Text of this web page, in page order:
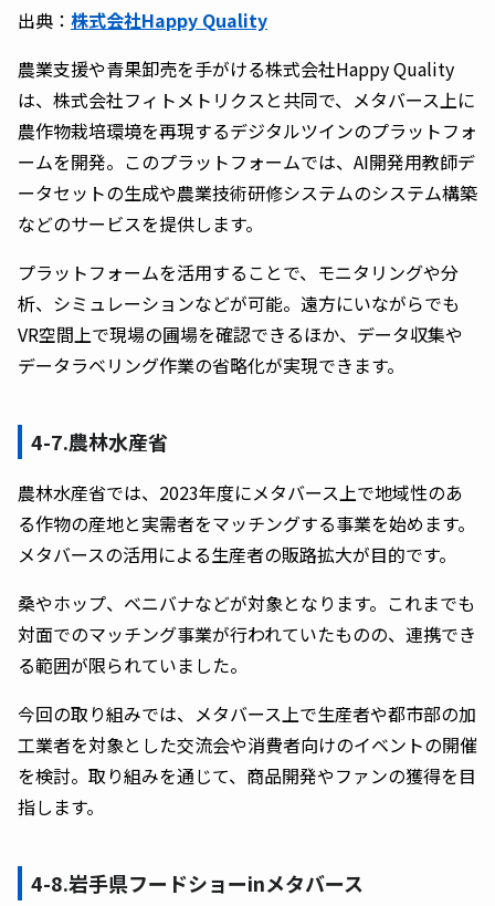
出典： 株式会社Happy Quality
農業支援や青果卸売を手がける株式会社Happy Quality
は、株式会社フィトメトリクスと共同で、メタバース上に
農作物栽培環境を再現するデジタルツインのプラットフォ
ームを開発。このプラットフォームでは、AI開発用教師デ
ータセットの生成や農業技術研修システムのシステム構築
などのサービスを提供します。
プラットフォームを活用することで、モニタリングや分
析、シミュレーションなどが可能。遠方にいながらでも
VR空間上で現場の圃場を確認できるほか、データ収集や
データラベリング作業の省略化が実現できます。
4-7.農林水産省
農林水産省では、2023年度にメタバース上で地域性のあ
る作物の産地と実需者をマッチングする事業を始めます。
メタバースの活用による生産者の販路拡大が目的です。
桑やホップ、ベニバナなどが対象となります。これまでも
対面でのマッチング事業が行われていたものの、連携でき
る範囲が限られていました。
今回の取り組みでは、メタバース上で生産者や都市部の加
工業者を対象とした交流会や消費者向けのイベントの開催
を検討。取り組みを通じて、商品開発やファンの獲得を目
指します。
4-8.岩手県フードショーinメタバース